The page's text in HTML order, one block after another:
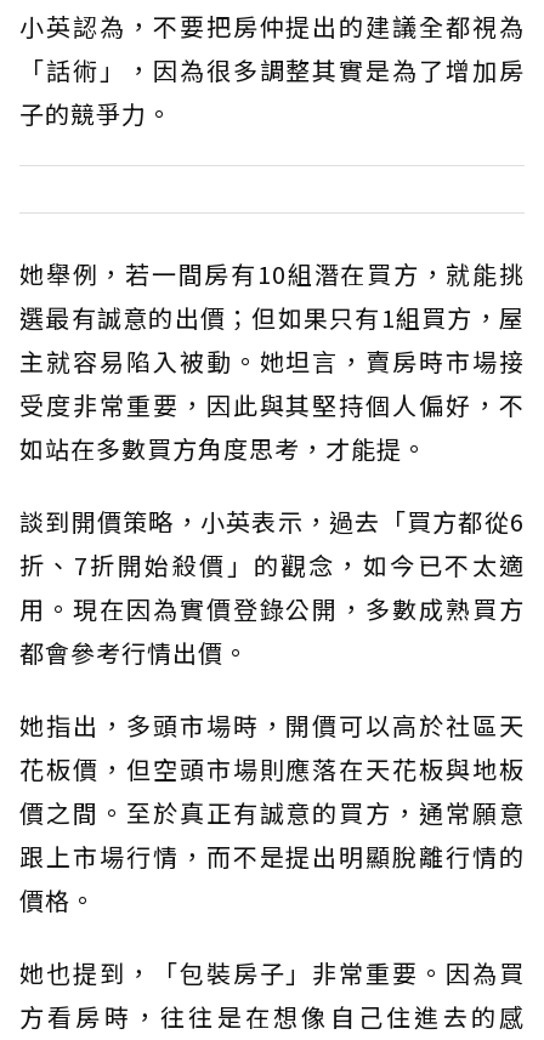
小英認為，不要把房仲提出的建議全都視為
「話術」，因為很多調整其實是為了增加房
子的競爭力。
她舉例，若一間房有10組潛在買方，就能挑
選最有誠意的出價；但如果只有1組買方，屋
主就容易陷入被動。她坦言，賣房時市場接
受度非常重要，因此與其堅持個人偏好，不
如站在多數買方角度思考，才能提。
談到開價策略，小英表示，過去「買方都從6
折、7折開始殺價」的觀念，如今已不太適
用。現在因為實價登錄公開，多數成熟買方
都會參考行情出價。
她指出，多頭市場時，開價可以高於社區天
花板價，但空頭市場則應落在天花板與地板
價之間。至於真正有誠意的買方，通常願意
跟上市場行情，而不是提出明顯脫離行情的
價格。
她也提到，「包裝房子」非常重要。因為買
方看房時，往往是在想像自己住進去的感